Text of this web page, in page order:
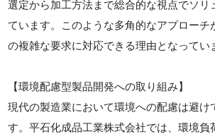
選定から加工方法まで総合的な視点でソリ
ています。このような多角的なアプローチ
の複雑な要求に対応できる理由となってい
【環境配慮型製品開発への取り組み】
現代の製造業において環境への配慮は避け
す。平石化成品工業株式会社では、環境負